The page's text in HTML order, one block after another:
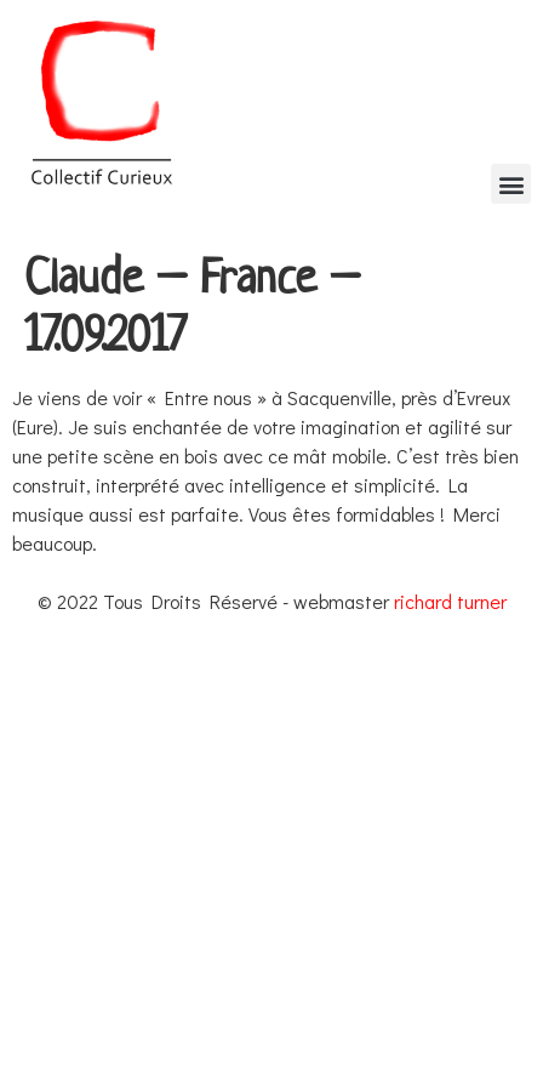
Claude – France –
17.09.2017
Je viens de voir « Entre nous » à Sacquenville, près d’Evreux
(Eure). Je suis enchantée de votre imagination et agilité sur
une petite scène en bois avec ce mât mobile. C’est très bien
construit, interprété avec intelligence et simplicité. La
musique aussi est parfaite. Vous êtes formidables ! Merci
beaucoup.
© 2022 Tous Droits Réservé - webmasterrichard turner